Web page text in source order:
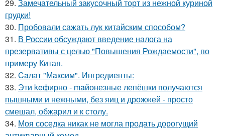
29. Замечательный закусочный торт из нежной куриной
грудки!
30. Пробовали сажать лук китайским способом?
31. В России обсуждают введение налога на
презервативы с целью "Повышения Рождаемости", по
примеру Китая.
32. Caлат "Мaкcим". Ингредиенты:
33. Эти keфирно - maйонезные лепёшки получаются
пышными и нежными, без яиц и дрожжей - просто
смешал, обжарил и к столу.
34. Моя соседка никак не могла продать дорогущий